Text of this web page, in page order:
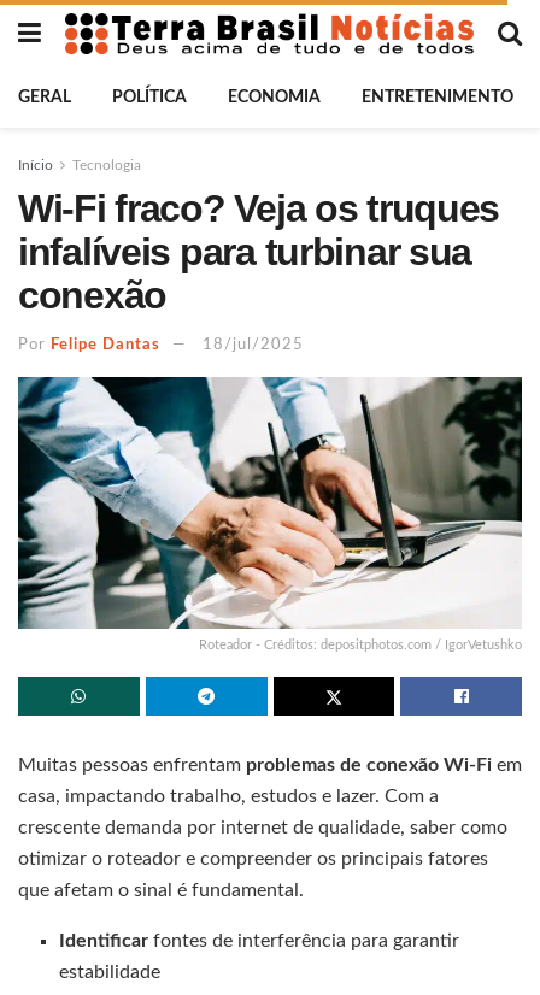
GERAL POLÍTICA ECONOMIA ENTRETENIMENTO
Início Tecnologia
Wi-Fi fraco? Veja os truques
infalíveis para turbinar sua
conexão
Por Felipe Dantas 18/jul/2025
Roteador - Créditos: depositphotos.com / IgorVetushko
Muitas pessoas enfrentam problemas de conexão Wi-Fi em
casa, impactando trabalho, estudos e lazer. Com a
crescente demanda por internet de qualidade, saber como
otimizar o roteador e compreender os principais fatores
que afetam o sinal é fundamental.
Identificar fontes de interferência para garantir
estabilidade